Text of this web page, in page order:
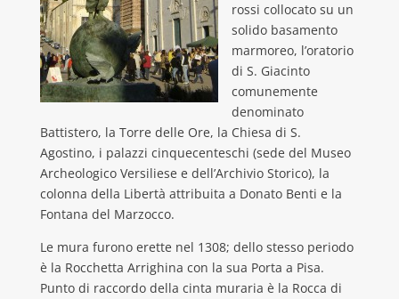
rossi collocato su un
solido basamento
marmoreo, l’oratorio
di S. Giacinto
comunemente
denominato
Battistero, la Torre delle Ore, la Chiesa di S.
Agostino, i palazzi cinquecenteschi (sede del Museo
Archeologico Versiliese e dell’Archivio Storico), la
colonna della Libertà attribuita a Donato Benti e la
Fontana del Marzocco.
Le mura furono erette nel 1308; dello stesso periodo
è la Rocchetta Arrighina con la sua Porta a Pisa.
Punto di raccordo della cinta muraria è la Rocca di